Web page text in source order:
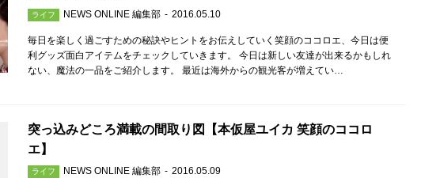
ライフ NEWS ONLINE 編集部 2016.05.10
毎日を楽しく過ごすための秘訣やヒントをお伝えしていく笑顔のココロエ、今日は便
利グッズ面白アイテムをチェックしていきます。 今日は新しい友達が出来るかもしれ
ない、魔法の一品をご紹介します。 最近は海外からの観光客が増えてい…
突っ込みどころ満載の間取り図【本仮屋ユイカ 笑顔のココロ
エ】
ライフ NEWS ONLINE 編集部 2016.05.09